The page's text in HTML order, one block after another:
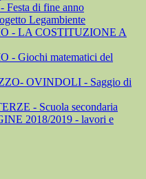
Festa di fine anno
Legambiente
- LA COSTITUZIONE A
- Giochi matematici del
OVINDOLI - Saggio di
- Scuola secondaria
2018/2019 - lavori e